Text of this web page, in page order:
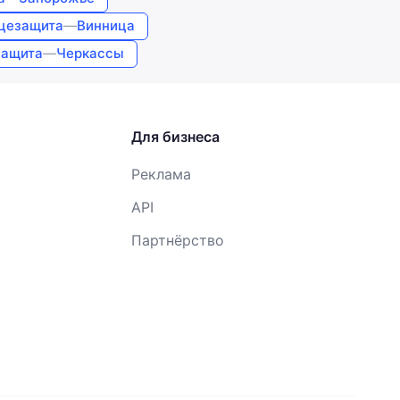
—Винница
—Черкассы
Для бизнеса
Реклама
API
Партнёрство